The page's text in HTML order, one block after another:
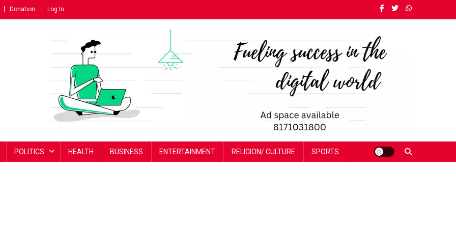
Donation Log In
POLITICS HEALTH BUSINESS ENTERTAINMENT RELIGION/ CULTURE SPORTS